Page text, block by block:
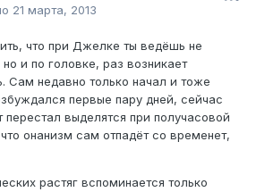
21 марта, 2013
что при Джелке ты ведёшь не
и по головке, раз возникает
Сам недавно только начал и тоже
первые пару дней, сейчас
перестал выделятся при получасовой
онанизм сам отпадёт со временет,
растяг вспоминается только